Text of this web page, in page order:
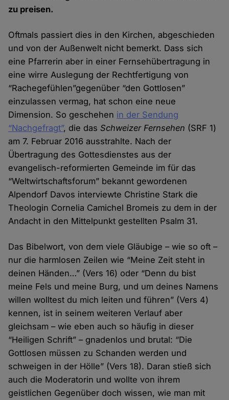
zu preisen.
Oftmals passiert dies in den Kirchen, abgeschieden
und von der Außenwelt nicht bemerkt. Dass sich
eine Pfarrerin aber in einer Fernsehübertragung in
eine wirre Auslegung der Rechtfertigung von
“Rachegefühlen”gegenüber “den Gottlosen”
einzulassen vermag, hat schon eine neue
Dimension. So geschehen in der Sendung
“Nachgefragt”, die dasSchweizer Fernsehen (SRF 1)
am 7. Februar 2016 ausstrahlte. Nach der
Übertragung des Gottesdienstes aus der
evangelisch-reformierten Gemeinde im für das
“Weltwirtschaftsforum” bekannt gewordenen
Alpendorf Davos interviewte Christine Stark die
Theologin Cornelia Camichel Bromeis zu dem in der
Andacht in den Mittelpunkt gestellten Psalm 31.
Das Bibelwort, von dem viele Gläubige – wie so oft –
nur die harmlosen Zeilen wie “Meine Zeit steht in
deinen Händen…” (Vers 16) oder “Denn du bist
meine Fels und meine Burg, und um deines Namens
willen wolltest du mich leiten und führen” (Vers 4)
kennen, ist in seinem weiteren Verlauf aber
gleichsam – wie eben auch so häufig in dieser
“Heiligen Schrift” – gnadenlos und brutal: “Die
Gottlosen müssen zu Schanden werden und
schweigen in der Hölle” (Vers 18). Daran stieß sich
auch die Moderatorin und wollte von ihrem
geistlichen Gegenüber doch wissen, wie man mit